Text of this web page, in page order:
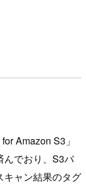
Amazon S3」
んでおり、S3バ
キャン結果のタグ